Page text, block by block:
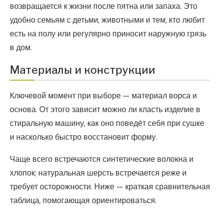
возвращается к жизни после пятна или запаха. Это
удобно семьям с детьми, животными и тем, кто любит
есть на полу или регулярно приносит наружную грязь
в дом.
Материалы и конструкции
Ключевой момент при выборе — материал ворса и
основа. От этого зависит можно ли класть изделие в
стиральную машину, как оно поведёт себя при сушке
и насколько быстро восстановит форму.
Чаще всего встречаются синтетические волокна и
хлопок; натуральная шерсть встречается реже и
требует осторожности. Ниже — краткая сравнительная
таблица, помогающая ориентироваться.